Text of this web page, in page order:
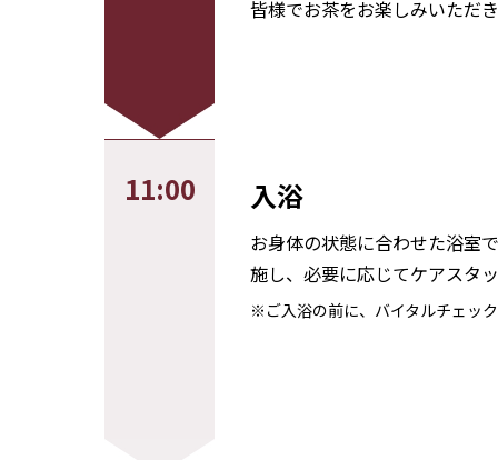
皆様でお茶をお楽しみいただ
11:00 入浴
お身体の状態に合わせた浴室
施し、必要に応じてケアスタ
※ご入浴の前に、バイタルチェッ